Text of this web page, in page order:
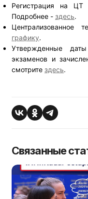
Регистрация на
Подробнее - здесь.
Централизованное
графику.
Утвержденные
экзаменов и
смотрите здесь.
Связанные